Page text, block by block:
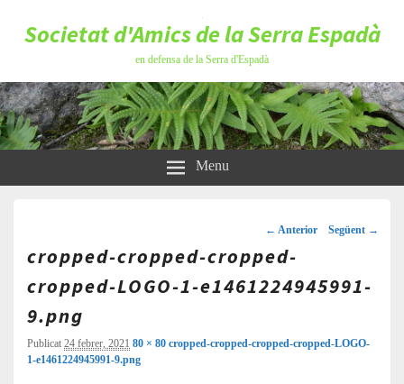
Societat d'Amics de la Serra Espadà
en defensa de la Serra d'Espadà
Menu
d'imatges
← Anterior Següent →
cropped-cropped-cropped-
cropped-LOGO-1-e1461224945991-
9.png
Publicat 24 febrer, 2021 80 × 80 cropped-cropped-cropped-cropped-LOGO-
1-e1461224945991-9.png